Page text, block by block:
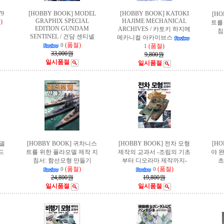
[HOBBY BOOK] MODEL
GRAPHIX SPECIAL
EDITION GUNDAM
SENTINEL / 건담 센티넬
0 (품절)
33,000원
일시품절
[HOBBY BOOK] KATOKI
HAJIME MECHANICAL
ARCHIVES / 카토키 하지메
메카니컬 아카이브스
1 (품절)
9,800원
일시품절
트
[HOBBY BOOK] 귀차니스
트를 위한 플라모델 제작 지
침서: 함선모형 만들기
0 (품절)
24,800원
일시품절
[HOBBY BOOK] 전차 모형
제작의 교과서 -조립의 기초
부터 디오라마 제작까지-
0 (품절)
19,800원
일시품절
야